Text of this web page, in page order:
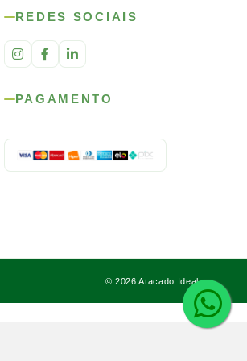
REDES SOCIAIS
PAGAMENTO
© 2026 Atacado Ideal